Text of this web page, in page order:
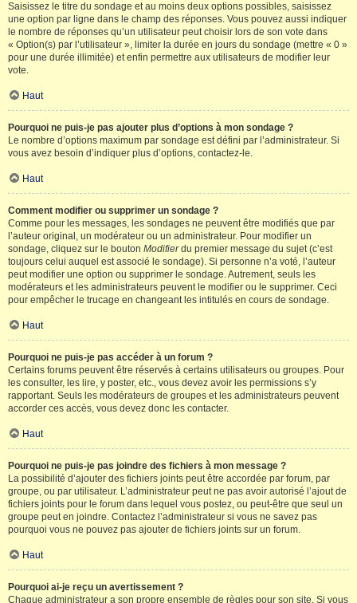
Saisissez le titre du sondage et au moins deux options possibles, saisissez
une option par ligne dans le champ des réponses. Vous pouvez aussi indiquer
le nombre de réponses qu’un utilisateur peut choisir lors de son vote dans
« Option(s) par l’utilisateur », limiter la durée en jours du sondage (mettre « 0 »
pour une durée illimitée) et enfin permettre aux utilisateurs de modifier leur
vote.
Haut
Pourquoi ne puis-je pas ajouter plus d’options à mon sondage ?
Le nombre d’options maximum par sondage est défini par l’administrateur. Si
vous avez besoin d’indiquer plus d’options, contactez-le.
Haut
Comment modifier ou supprimer un sondage ?
Comme pour les messages, les sondages ne peuvent être modifiés que par
l’auteur original, un modérateur ou un administrateur. Pour modifier un
sondage, cliquez sur le bouton Modifierdu premier message du sujet (c’est
toujours celui auquel est associé le sondage). Si personne n’a voté, l’auteur
peut modifier une option ou supprimer le sondage. Autrement, seuls les
modérateurs et les administrateurs peuvent le modifier ou le supprimer. Ceci
pour empêcher le trucage en changeant les intitulés en cours de sondage.
Haut
Pourquoi ne puis-je pas accéder à un forum ?
Certains forums peuvent être réservés à certains utilisateurs ou groupes. Pour
les consulter, les lire, y poster, etc., vous devez avoir les permissions s’y
rapportant. Seuls les modérateurs de groupes et les administrateurs peuvent
accorder ces accès, vous devez donc les contacter.
Haut
Pourquoi ne puis-je pas joindre des fichiers à mon message ?
La possibilité d’ajouter des fichiers joints peut être accordée par forum, par
groupe, ou par utilisateur. L’administrateur peut ne pas avoir autorisé l’ajout de
fichiers joints pour le forum dans lequel vous postez, ou peut-être que seul un
groupe peut en joindre. Contactez l’administrateur si vous ne savez pas
pourquoi vous ne pouvez pas ajouter de fichiers joints sur un forum.
Haut
Pourquoi ai-je reçu un avertissement ?
Chaque administrateur a son propre ensemble de règles pour son site. Si vous